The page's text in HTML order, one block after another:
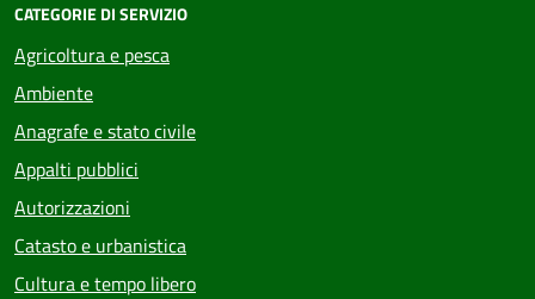
CATEGORIE DI SERVIZIO
Agricoltura e pesca
Ambiente
Anagrafe e stato civile
Appalti pubblici
Autorizzazioni
Catasto e urbanistica
Cultura e tempo libero